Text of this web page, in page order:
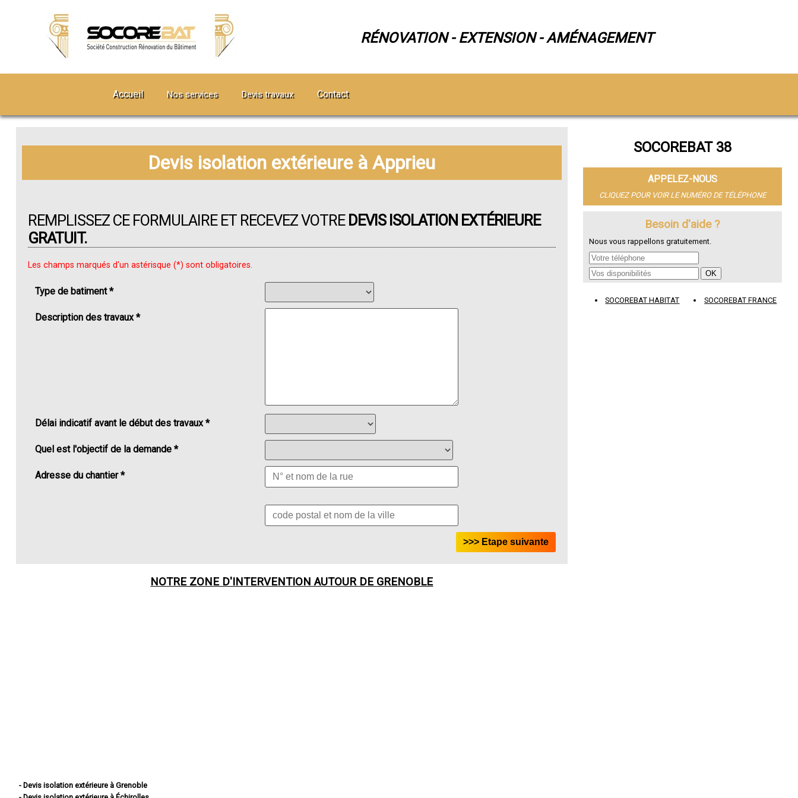
RÉNOVATION - EXTENSION - AMÉNAGEMENT
Accueil Nos services Devis travaux Contact
Devis isolation extérieure à Apprieu
REMPLISSEZ CE FORMULAIRE ET RECEVEZ VOTRE DEVIS ISOLATION EXTÉRIEURE
GRATUIT.
Les champs marqués d'un astérisque (*) sont obligatoires.
Type de batiment *
Description des travaux *
Délai indicatif avant le début des travaux *
Quel est l'objectif de la demande *
Adresse du chantier *
NOTRE ZONE D'INTERVENTION AUTOUR DE GRENOBLE
- Devis isolation extérieure à Grenoble
SOCOREBAT 38
APPELEZ-NOUS
CLIQUEZ POUR VOIR LE NUMÉRO DE TÉLÉPHONE
Besoin d'aide ?
Nous vous rappellons gratuitement.
SOCOREBAT HABITAT SOCOREBAT FRANCE